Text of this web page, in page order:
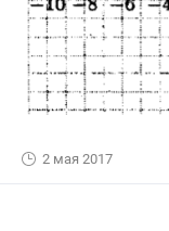
2 мая 2017